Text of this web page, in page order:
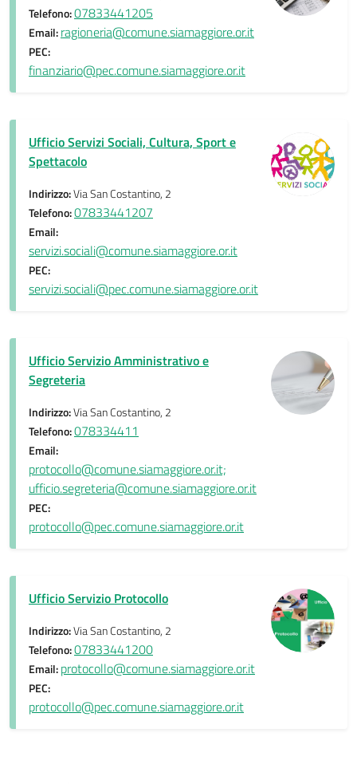
Telefono:07833441205
Email:ragioneria@comune.siamaggiore.or.it
PEC:
finanziario@pec.comune.siamaggiore.or.it
Ufficio Servizi Sociali, Cultura, Sport e
Spettacolo
Indirizzo:Via San Costantino, 2
Telefono:07833441207
Email:
servizi.sociali@comune.siamaggiore.or.it
PEC:
servizi.sociali@pec.comune.siamaggiore.or.it
Ufficio Servizio Amministrativo e
Segreteria
Indirizzo:Via San Costantino, 2
Telefono:078334411
Email:
protocollo@comune.siamaggiore.or.it;
ufficio.segreteria@comune.siamaggiore.or.it
PEC:
protocollo@pec.comune.siamaggiore.or.it
Ufficio Servizio Protocollo
Indirizzo:Via San Costantino, 2
Telefono:07833441200
Email:protocollo@comune.siamaggiore.or.it
PEC:
protocollo@pec.comune.siamaggiore.or.it